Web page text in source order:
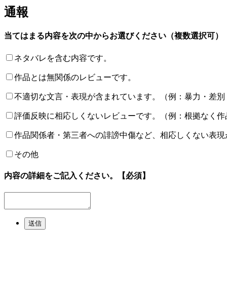
通報
当てはまる内容を次の中からお選びください（複数選択可）
ネタバレを含む内容です。
作品とは無関係のレビューです。
不適切な文言・表現が含まれています。（例：暴力・差
評価反映に相応しくないレビューです。（例：根拠なく
作品関係者・第三者への誹謗中傷など、相応しくない表
その他
内容の詳細をご記入ください。 【必須】
送信